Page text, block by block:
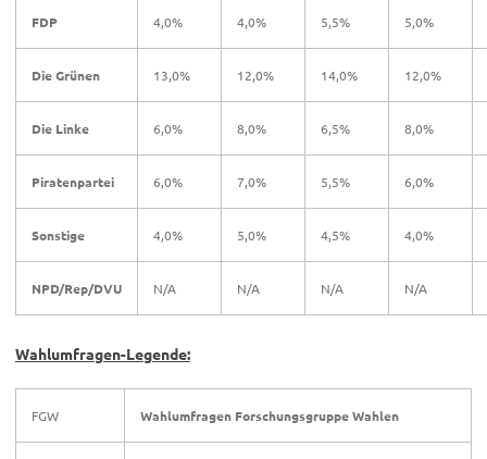
FDP 4,0% 4,0% 5,5% 5,0%
Die Grünen 13,0% 12,0% 14,0% 12,0%
Die Linke 6,0% 8,0% 6,5% 8,0%
Piratenpartei 6,0% 7,0% 5,5% 6,0%
Sonstige 4,0% 5,0% 4,5% 4,0%
NPD/Rep/DVU N/A N/A N/A N/A
Wahlumfragen-Legende:
FGW Wahlumfragen Forschungsgruppe Wahlen